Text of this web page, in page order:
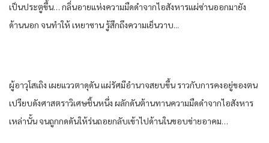
เป็น​ประตู​ขึ้น​… กลิ่นอาย​แห่ง​ความมืด​ดำ​จาก​ไอ​สังหาร​แผ่ซ่าน​ออก​มายัง​
ด้านนอก​ จน​ทำให้​ เหยา​ซาน​ รู้สึก​ถึงความ​เย็น​วา​บ.​..
ผู้อาวุโส​เถิง เผย​แววตา​ดุดัน​ แผ่รัศมี​อำนาจ​สยบ​ขึ้น​ ราวกับ​การ​คงอยู่​ของ​ตน​
เปรียบ​ดัง​ศาสตรา​วิเศษ​ชิ้น​หนึ่ง​ ผลักดัน​ต้านทาน​ความมืด​ดำ​จาก​ไอ​สังหาร​
เหล่านั้น​ จน​ถูก​กดดัน​ให้​ร่น​ถอยกลับ​เข้าไป​ด้านใน​ขอบข่าย​อาคม​…